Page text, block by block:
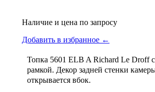
Наличие и цена по запросу
Добавить в избранное ←
Топка 5601 ELB A Richard Le Droff
рамкой. Декор задней стенки
открывается вбок.